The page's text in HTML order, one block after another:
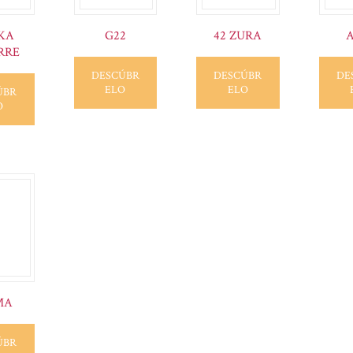
G22
DESCÚBR
ELO
42 ZURA
DESCÚBR
ELO